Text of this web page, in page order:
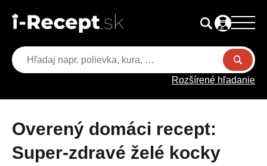
Rozšírené hľadanie
Overený domáci recept:
Super-zdravé želé kocky